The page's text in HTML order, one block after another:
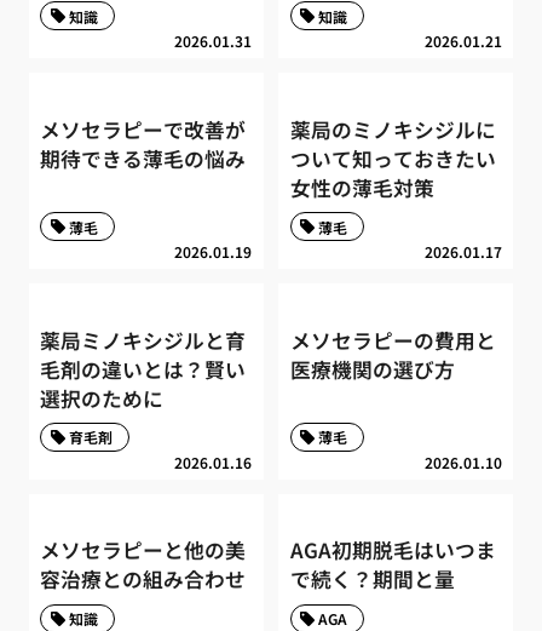
2026.01.31
知識
2026.01.21
知識
メソセラピーで改善が
期待できる薄毛の悩み
2026.01.19
薄毛
薬局のミノキシジルに
ついて知っておきたい
女性の薄毛対策
2026.01.17
薄毛
薬局ミノキシジルと育
毛剤の違いとは？賢い
選択のために
2026.01.16
育毛剤
メソセラピーの費用と
医療機関の選び方
2026.01.10
薄毛
メソセラピーと他の美
容治療との組み合わせ
知識
AGA初期脱毛はいつま
で続く？期間と量
AGA